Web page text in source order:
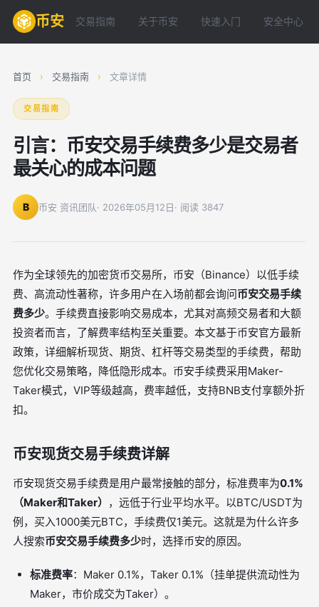
币安 交易指南 关于币安 快速入门 安全中心
首页 › 交易指南 › 文章详情
交易指南
引言：币安交易手续费多少是交易者
最关心的成本问题
B 币安 资讯团队· 2026年05月12日· 阅读 3847
作为全球领先的加密货币交易所，币安（Binance）以低手续
费、高流动性著称，许多用户在入场前都会询问币安交易手续
费多少。手续费直接影响交易成本，尤其对高频交易者和大额
投资者而言，了解费率结构至关重要。本文基于币安官方最新
政策，详细解析现货、期货、杠杆等交易类型的手续费，帮助
您优化交易策略，降低隐形成本。币安手续费采用Maker-
Taker模式，VIP等级越高，费率越低，支持BNB支付享额外折
扣。
币安现货交易手续费详解
币安现货交易手续费是用户最常接触的部分，标准费率为0.1%
（Maker和Taker） ，远低于行业平均水平。以BTC/USDT为
例，买入1000美元BTC，手续费仅1美元。这就是为什么许多
人搜索币安交易手续费多少时，选择币安的原因。
标准费率：Maker 0.1%，Taker 0.1%（挂单提供流动性为
Maker，市价成交为Taker）。